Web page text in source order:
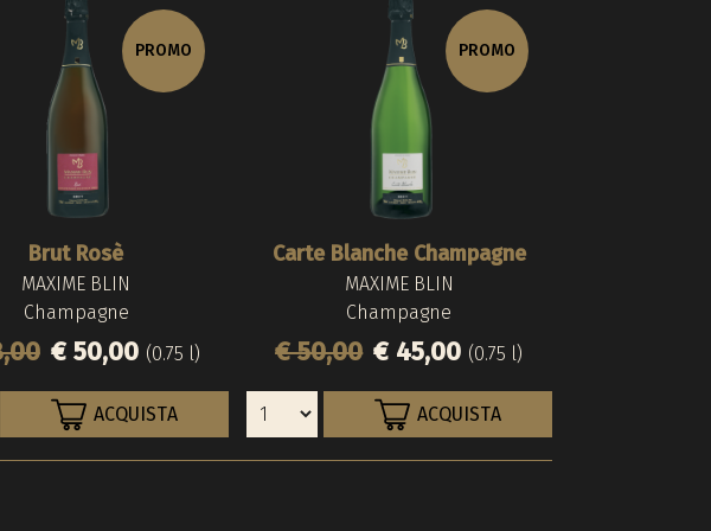
PROMO
Brut Rosè
MAXIME BLIN
Champagne
€ 50,00 (0.75 l)
ACQUISTA
PROMO
Carte Blanche Champagne
MAXIME BLIN
Champagne
€ 50,00 € 45,00 (0.75 l)
ACQUISTA